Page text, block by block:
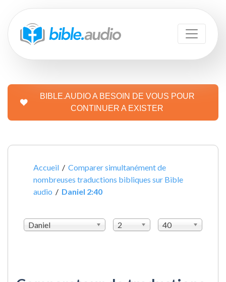
BIBLE.AUDIO A BESOIN DE VOUS POUR
CONTINUER A EXISTER
Accueil /Comparer simultanément de
nombreuses traductions bibliques sur Bible
audio / Daniel 2:40
Daniel 2 40